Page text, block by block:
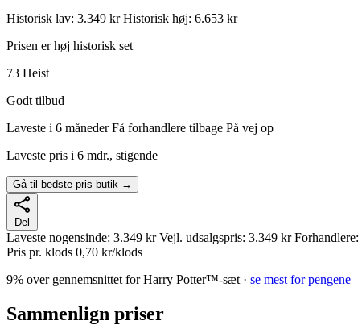
Historisk lav: 3.349 kr Historisk høj: 6.653 kr
Prisen er høj historisk set
73 Heist
Godt tilbud
Laveste i 6 måneder Få forhandlere tilbage På vej op
Laveste pris i 6 mdr., stigende
Gå til bedste pris butik →
Del
Laveste nogensinde: 3.349 kr Vejl. udsalgspris: 3.349 kr Forhandlere:
Pris pr. klods 0,70 kr/klods
9% over gennemsnittet for Harry Potter™-sæt · se mest for pengene
Sammenlign priser